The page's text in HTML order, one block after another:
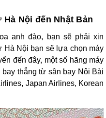
Nội đến Nhật Bản
anh đào, bạn sẽ phải xin
Nội bạn sẽ lựa chọn máy
đến đây, một số hãng máy
thẳng từ sân bay Nội Bài
Japan Airlines, Korean